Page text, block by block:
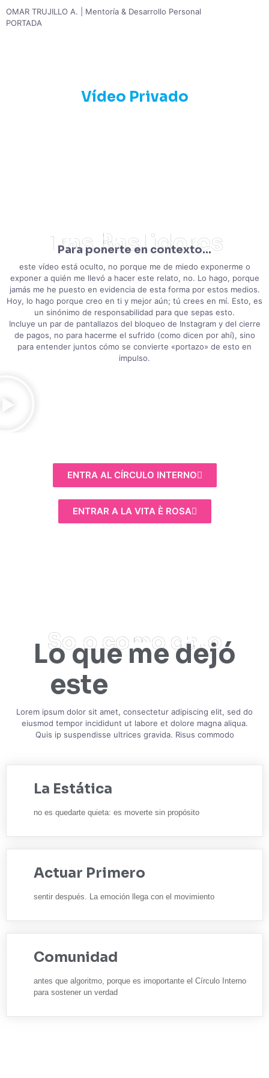
OMAR TRUJILLO A.
Mentoría & Desarrollo Personal
PORTADA
Vídeo Privado
Tras Bastidores
Para ponerte en contexto...
este vídeo está oculto, no porque me de miedo exponerme o
exponer a quién me llevó a hacer este relato, no. Lo hago, porque
jamás me he puesto en evidencia de esta forma por estos medios.
Hoy, lo hago porque creo en ti y mejor aún; tú crees en mí. Esto, es
un sinónimo de responsabilidad para que sepas esto.
Incluye un par de pantallazos del bloqueo de Instagram y del cierre
de pagos, no para hacerme el sufrido (como dicen por ahí), sino
para entender juntos cómo se convierte «portazo» de esto en
impulso.
ENTRA AL CÍRCULO INTERNO
ENTRAR A LA VITA È ROSA
La Estática
no es quedarte quieta: es moverte sin propósito
Actuar Primero
sentir después. La emoción llega con el movimiento
Comunidad
antes que algoritmo, porque es imoportante el Círculo Interno
para sostener un verdad
Solo como dato
Lo que me dejó
este
Lorem ipsum dolor sit amet, consectetur adipiscing elit, sed do
eiusmod tempor incididunt ut labore et dolore magna aliqua.
Quis ip suspendisse ultrices gravida. Risus commodo